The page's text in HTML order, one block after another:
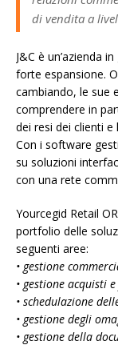
di vendita a
J&C è un’azienda
forte espansione.
cambiando, le sue
comprendere in
dei resi dei clienti
Con i software
su soluzioni
con una rete
Yourcegid Retail
portfolio delle
seguenti aree:
• gestione
• gestione acquisti
• schedulazione
• gestione degli
• gestione della